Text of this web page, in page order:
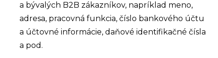
a bývalých B2B zákazníkov, napríklad meno,
adresa, pracovná funkcia, číslo bankového účtu
a účtovné informácie, daňové identifikačné čísla
a pod.